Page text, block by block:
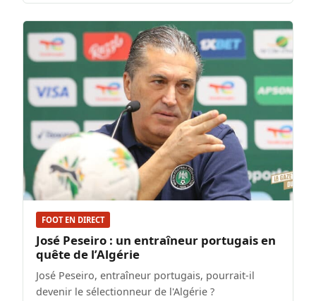
FOOT EN DIRECT
José Peseiro : un entraîneur portugais en
quête de l’Algérie
José Peseiro, entraîneur portugais, pourrait-il
devenir le sélectionneur de l'Algérie ?